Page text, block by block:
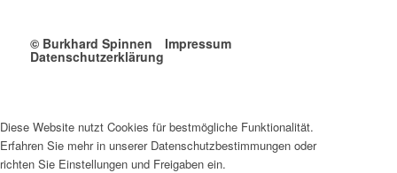
© Burkhard Spinnen Impressum
Datenschutzerklärung
Diese Website nutzt Cookies für bestmögliche Funktionalität.
Erfahren Sie mehr in unserer Datenschutzbestimmungen oder
richten Sie Einstellungen und Freigaben ein.